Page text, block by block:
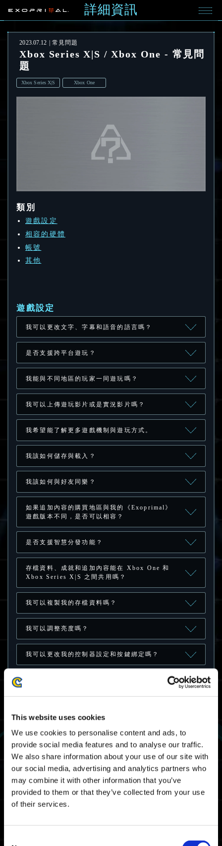
This website uses cookies
We use cookies to personalise content and ads, to
provide social media features and to analyse our traffic.
We also share information about your use of our site with
our social media, advertising and analytics partners who
may combine it with other information that you’ve
provided to them or that they’ve collected from your use
of their services.
詳細資訊
2023.07.12 常見問題
Xbox Series X|S / Xbox One - 常見問
題
Xbox Series X|S Xbox One
類別
遊戲設定
相容的硬體
帳號
其他
遊戲設定
我可以更改文字、字幕和語音的語言嗎？
是否支援跨平台遊玩？
我能與不同地區的玩家一同遊玩嗎？
我可以上傳遊玩影片或是實況影片嗎？
我希望能了解更多遊戲機制與遊玩方式。
我該如何儲存與載入？
我該如何與好友同樂？
如果追加內容的購買地區與我的《Exoprimal》
遊戲版本不同，是否可以相容？
是否支援智慧分發功能？
存檔資料、成就和追加內容能在 Xbox One 和
Xbox Series X|S 之間共用嗎？
我可以複製我的存檔資料嗎？
我可以調整亮度嗎？
我可以更改我的控制器設定和按鍵綁定嗎？
《Exoprimal》支援跨平台存檔嗎（在不同硬體
如果我沒有在賽季期間獲得生存通行證賽季 1：
舊的生存通行證的高級階層是否會在未來開放購
買？
我之前購買了生存通行證賽季 1：高級階層，而
重新上架的時間快到了。
我是否需要再次購買高級階層來獲得獎勵？
告訴我更多關於 Xbox Game Pass 的資訊。